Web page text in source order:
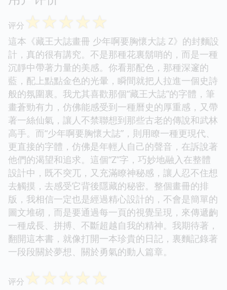
评分 ☆☆☆☆☆
這本《藏王大誌畫冊 少年啊要胸懷大誌 Z》的封麵設
計，真的很有講究。不是那種花裏鬍哨的，而是一種
沉靜中帶著力量的美感。你看那配色，那種深邃的
藍，配上點點金色的光暈，瞬間就把人拉進一個史詩
般的氛圍裏。我尤其喜歡那個“藏王大誌”的字體，筆
畫蒼勁有力，仿佛能感受到一種曆史的厚重感，又帶
著一絲仙氣，讓人不禁聯想到那些古老的傳說和武林
高手。而“少年啊要胸懷大誌”，則用瞭一種更現代、
更直接的字體，仿佛是年輕人自己的聲音，在訴說著
他們的渴望和追求。這個“Z”字，巧妙地融入在整體
設計中，既不突兀，又充滿瞭神秘感，讓人忍不住想
去觸摸，去感受它背後隱藏的秘密。整個畫冊的排
版，我相信一定也是經過精心設計的，不會是簡單的
圖文堆砌，而是要通過每一頁的視覺呈現，來傳遞齣
一種成長、拼搏、不斷超越自我的精神。我期待著，
翻開這本書，就像打開一本珍貴的日記，裏麵記錄著
一段段關於夢想、關於勇氣的動人篇章。
评分 ☆☆☆☆☆